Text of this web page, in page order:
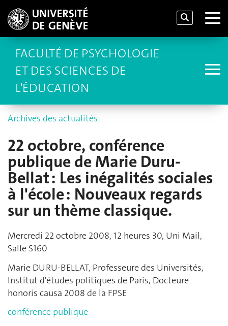
FACULTÉ DE PSYCHOLOGIE
ET DES SCIENCES DE
L'ÉDUCATION
Archives des actualités
22 octobre, conférence
publique de Marie Duru-
Bellat : Les inégalités sociales
à l'école : Nouveaux regards
sur un thème classique.
Mercredi 22 octobre 2008, 12 heures 30, Uni Mail,
Salle S160
Marie DURU-BELLAT, Professeure des Universités,
Institut d'études politiques de Paris, Docteure
honoris causa 2008 de la FPSE
conférence publique